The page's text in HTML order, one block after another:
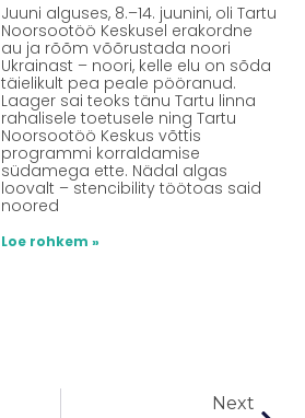
Juuni alguses, 8.–14. juunini, oli Tartu
Noorsootöö Keskusel erakordne
au ja rõõm võõrustada noori
Ukrainast – noori, kelle elu on sõda
täielikult pea peale pööranud.
Laager sai teoks tänu Tartu linna
rahalisele toetusele ning Tartu
Noorsootöö Keskus võttis
programmi korraldamise
südamega ette. Nädal algas
loovalt – stencibility töötoas said
noored
Loe rohkem »
Next